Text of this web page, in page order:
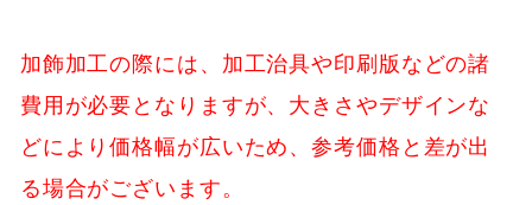
加飾加工の際には、加工治具や印刷版などの諸
費用が必要となりますが、大きさやデザインな
どにより価格幅が広いため、参考価格と差が出
る場合がございます。